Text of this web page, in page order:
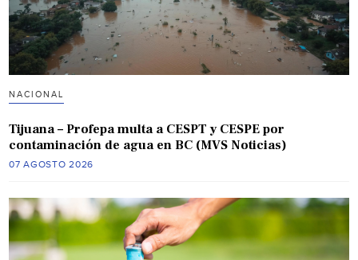
NACIONAL
Tijuana – Profepa multa a CESPT y CESPE por
contaminación de agua en BC (MVS Noticias)
07 AGOSTO 2026